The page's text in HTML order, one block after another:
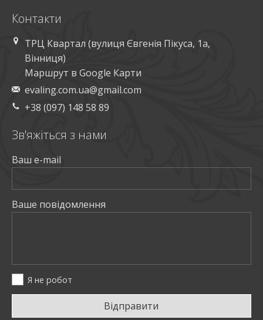
Контакти
ТРЦ Квартал (вулиця Євгенія Пікуса, 1а,
Вінниця)
Маршрут в Google Карти
evaling.com.ua@gmail.com
+38 (097) 148 58 89
Зв'яжiться з нами
Ваш e-mail
Ваше повiдомлення
Я не робот
Відправити